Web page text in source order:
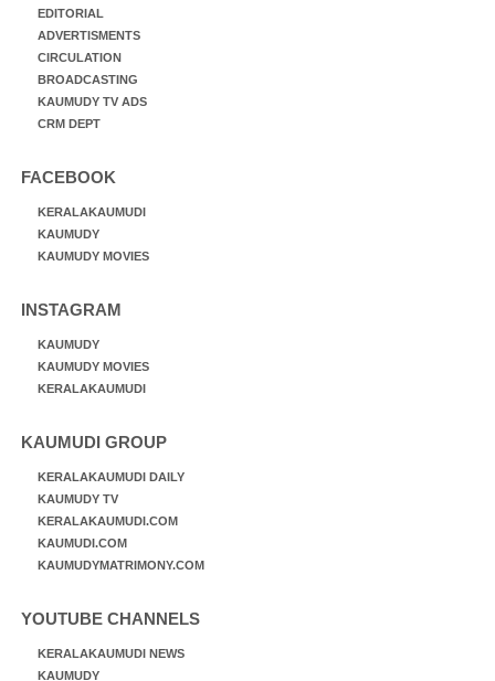
EDITORIAL
ADVERTISMENTS
CIRCULATION
BROADCASTING
KAUMUDY TV ADS
CRM DEPT
FACEBOOK
KERALAKAUMUDI
KAUMUDY
KAUMUDY MOVIES
INSTAGRAM
KAUMUDY
KAUMUDY MOVIES
KERALAKAUMUDI
KAUMUDI GROUP
KERALAKAUMUDI DAILY
KAUMUDY TV
KERALAKAUMUDI.COM
KAUMUDI.COM
KAUMUDYMATRIMONY.COM
YOUTUBE CHANNELS
KERALAKAUMUDI NEWS
KAUMUDY